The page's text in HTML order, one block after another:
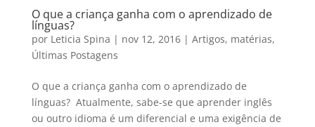
O que a criança ganha com o aprendizado de
línguas?
por Leticia Spina | nov 12, 2016| Artigos, matérias,
Últimas Postagens
O que a criança ganha com o aprendizado de
línguas? Atualmente, sabe-se que aprender inglês
ou outro idioma é um diferencial e uma exigência de